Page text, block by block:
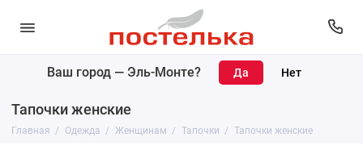
Ваш город — Эль-Монте?
Тапочки женские
Главная Одежда Женщинам Тапочки Тапочки женские